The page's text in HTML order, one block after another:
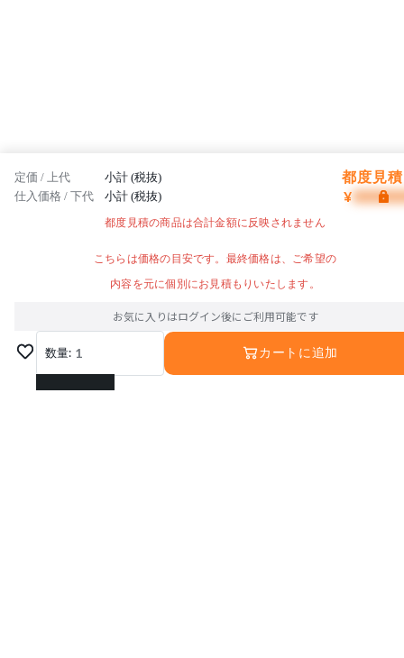
定価 / 上代 小計 (税抜) 都度見
仕入価格 / 下代 小計 (税抜) ¥
都度見積の商品は合計金額に反映されません
こちらは価格の目安です。最終価格は、ご希望の
内容を元に個別にお見積もりいたします。
お気に入りはログイン後にご利用可能です
数量: 1
1
カートに追加